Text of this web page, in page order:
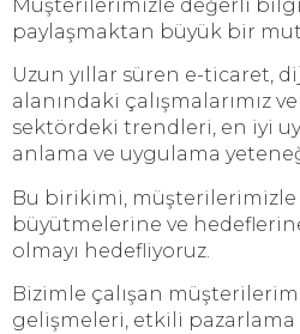
Müşterilerimizle değerli
paylaşmaktan büyük bir
Uzun yıllar süren e-ticaret,
alanındaki çalışmalarımız
sektördeki trendleri, en iyi
anlama ve uygulama
Bu birikimi, müşterilerimizle
büyütmelerine ve
olmayı hedefliyoruz.
Bizimle çalışan
gelişmeleri, etkili pazarlama